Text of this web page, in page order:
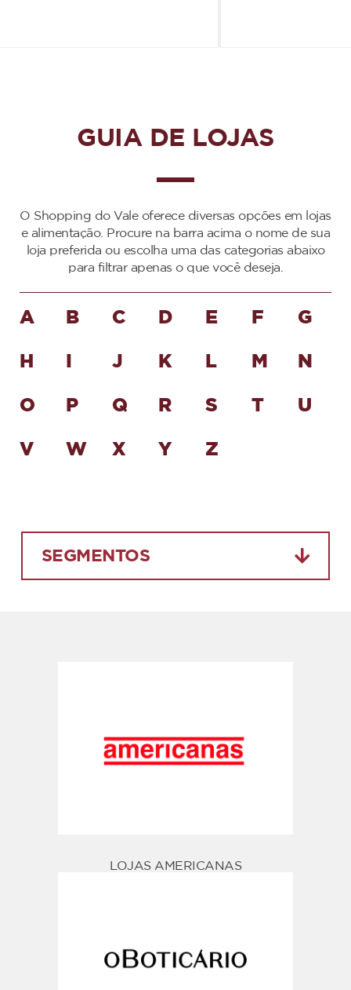
GUIA DE LOJAS
O Shopping do Vale oferece diversas opções em lojas
e alimentação. Procure na barra acima o nome de sua
loja preferida ou escolha uma das categorias abaixo
para filtrar apenas o que você deseja.
A B C D E F G
H J K L M N
O P Q R S T U
V W X Y Z
SEGMENTOS
LOJAS AMERICANAS